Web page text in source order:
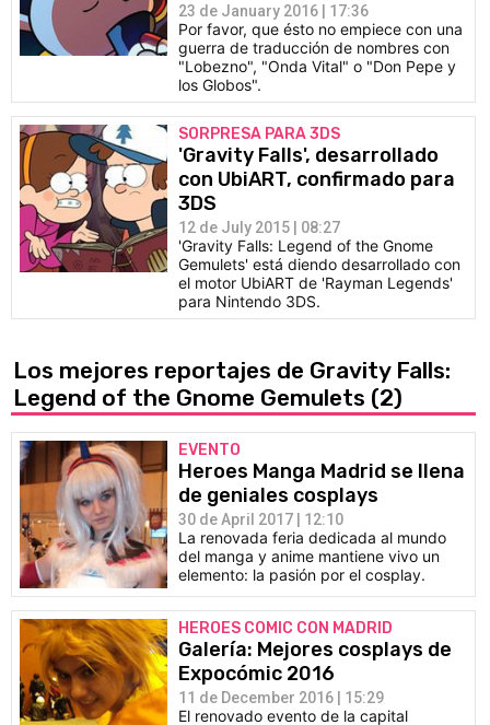
23 de January 2016 | 17:36
Por favor, que ésto no empiece con una
guerra de traducción de nombres con
"Lobezno", "Onda Vital" o "Don Pepe y
los Globos".
SORPRESA PARA 3DS
'Gravity Falls', desarrollado
con UbiART, confirmado para
3DS
12 de July 2015 | 08:27
'Gravity Falls: Legend of the Gnome
Gemulets' está diendo desarrollado con
el motor UbiART de 'Rayman Legends'
para Nintendo 3DS.
Los mejores reportajes de Gravity Falls:
Legend of the Gnome Gemulets (2)
EVENTO
Heroes Manga Madrid se llena
de geniales cosplays
30 de April 2017 | 12:10
La renovada feria dedicada al mundo
del manga y anime mantiene vivo un
elemento: la pasión por el cosplay.
HEROES COMIC CON MADRID
Galería: Mejores cosplays de
Expocómic 2016
11 de December 2016 | 15:29
El renovado evento de la capital